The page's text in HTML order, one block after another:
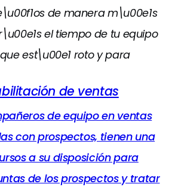
de manera m\u00e1s
el tiempo de tu equipo
est\u00e1 roto y para
de ventas
de equipo en ventas
con prospectos, tienen una
a su disposición para
de los prospectos y tratar